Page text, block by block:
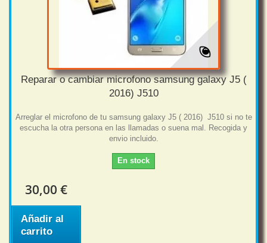
Reparar o cambiar microfono samsung galaxy J5 (
2016) J510
Arreglar el microfono de tu samsung galaxy J5 ( 2016) J510 si no te
escucha la otra persona en las llamadas o suena mal. Recogida y
envio incluido.
En stock
30,00 €
Añadir al
carrito